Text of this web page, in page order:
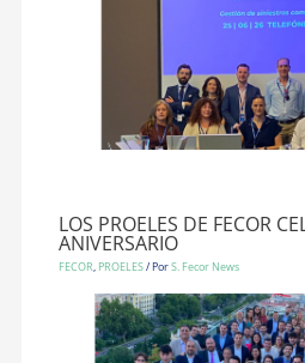
LOS PROELES DE FECOR
ANIVERSARIO
FECOR, PROELES/ PorS. Fecor News